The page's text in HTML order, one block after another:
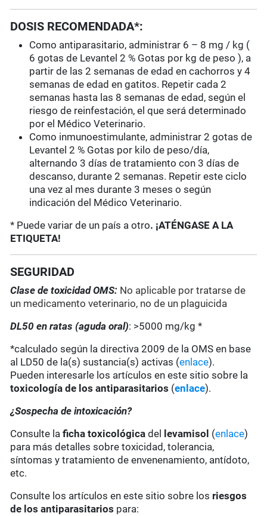
DOSIS RECOMENDADA*:
Como antiparasitario, administrar 6 – 8 mg / kg (
6 gotas de Levantel 2 % Gotas por kg de peso ), a
partir de las 2 semanas de edad en cachorros y 4
semanas de edad en gatitos. Repetir cada 2
semanas hasta las 8 semanas de edad, según el
riesgo de reinfestación, el que será determinado
por el Médico Veterinario.
Como inmunoestimulante, administrar 2 gotas de
Levantel 2 % Gotas por kilo de peso/día,
alternando 3 días de tratamiento con 3 días de
descanso, durante 2 semanas. Repetir este ciclo
una vez al mes durante 3 meses o según
indicación del Médico Veterinario.
* Puede variar de un país a otro. ¡ATÉNGASE A LA
ETIQUETA!
SEGURIDAD
Clase de toxicidad OMS: No aplicable por tratarse de
un medicamento veterinario, no de un plaguicida
DL50 en ratas (aguda oral): >5000 mg/kg *
*calculado según la directiva 2009 de la OMS en base
al LD50 de la(s) sustancia(s) activas (enlace).
Pueden interesarle los artículos en este sitio sobre la
toxicología de los antiparasitarios (enlace).
¿Sospecha de intoxicación?
Consulte laficha toxicológica del levamisol (enlace)
para más detalles sobre toxicidad, tolerancia,
síntomas y tratamiento de envenenamiento, antídoto,
etc.
Consulte los artículos en este sitio sobre los riesgos
de los antiparasitarios para: